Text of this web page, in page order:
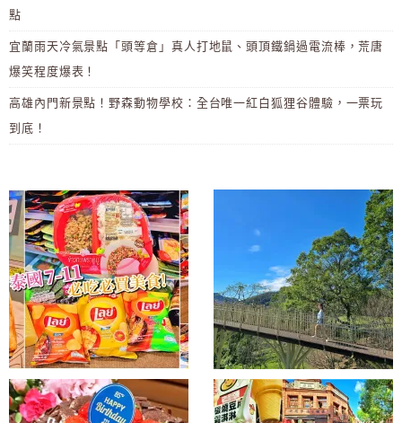
點
宜蘭雨天冷氣景點「頭等倉」真人打地鼠、頭頂鐵鍋過電流棒，荒唐
爆笑程度爆表！
高雄內門新景點！野森動物學校：全台唯一紅白狐狸谷體驗，一票玩
到底！